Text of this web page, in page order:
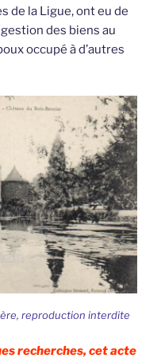
de la Ligue, ont eu de
des biens au
occupé à d’autres
reproduction interdite
recherches, cet acte